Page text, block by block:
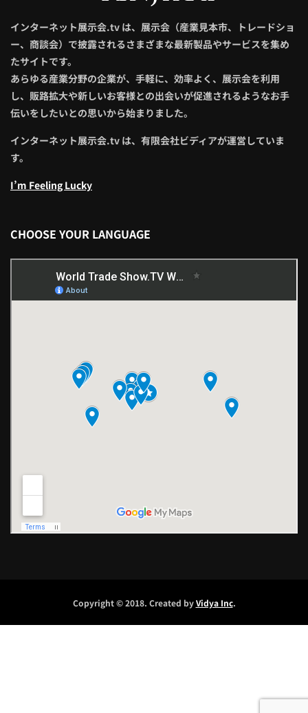
インターネット展示会.tv は、展示会（産業見本市、トレードショ
ー、商談会）で披露されるさまざまな最新製品やサービスを集め
たサイトです。
あらゆる産業分野の企業が、手軽に、効率よく、展示会を利用
し、販路拡大や新しいお客様との出会いが促進されるようなお手
伝いをしたいとの思いから始まりました。
インターネット展示会.tv は、有限会社ビディアが運営していま
す。
I’m Feeling Lucky
CHOOSE YOUR LANGUAGE
Copyright © 2018. Created byVidya Inc.